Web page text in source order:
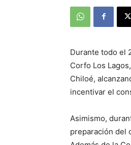
Durante todo el
Corfo Los
Chiloé,
incentivar el
Asimismo,
preparación del